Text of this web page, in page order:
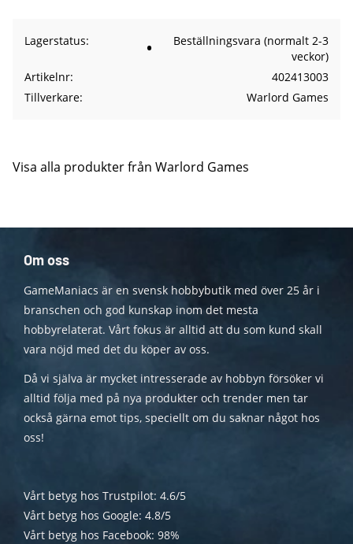
Lagerstatus
Beställningsvara (normalt 2-3
veckor)
Artikelnr
402413003
Tillverkare
Warlord Games
Visa alla produkter från Warlord Games
Om oss
GameManiacs är en svensk hobbybutik med över 25 år i
branschen och god kunskap inom det mesta
hobbyrelaterat. Vårt fokus är alltid att du som kund skall
vara nöjd med det du köper av oss.
Då vi själva är mycket intresserade av hobbyn försöker vi
alltid följa med på nya produkter och trender men tar
också gärna emot tips, speciellt om du saknar något hos
oss!
Vårt betyg hos Trustpilot: 4.6/5
Vårt betyg hos Google: 4.8/5
Vårt betyg hos Facebook: 98%